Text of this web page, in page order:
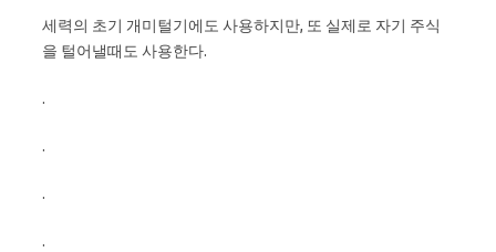
세력의 초기 개미털기에도 사용하지만, 또 실제로 자기 주식
을 털어낼때도 사용한다.
.
.
.
.